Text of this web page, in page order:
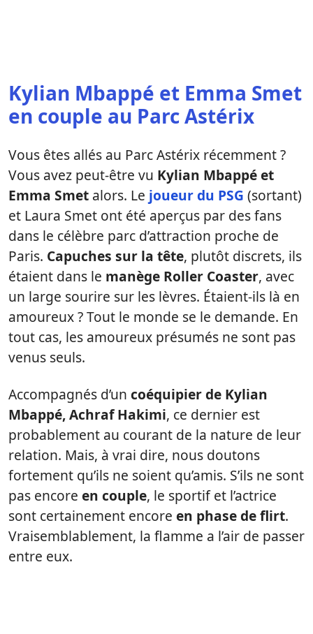
Kylian Mbappé et Emma Smet
en couple au Parc Astérix
Vous êtes allés au Parc Astérix récemment ?
Vous avez peut-être vu Kylian Mbappé et
Emma Smet alors. Le joueur du PSG (sortant)
et Laura Smet ont été aperçus par des fans
dans le célèbre parc d’attraction proche de
Paris. Capuches sur la tête, plutôt discrets, ils
étaient dans le manège Roller Coaster, avec
un large sourire sur les lèvres. Étaient-ils là en
amoureux ? Tout le monde se le demande. En
tout cas, les amoureux présumés ne sont pas
venus seuls.
Accompagnés d’un coéquipier de Kylian
Mbappé, Achraf Hakimi, ce dernier est
probablement au courant de la nature de leur
relation. Mais, à vrai dire, nous doutons
fortement qu’ils ne soient qu’amis. S’ils ne sont
pas encore en couple, le sportif et l’actrice
sont certainement encore en phase de flirt.
Vraisemblablement, la flamme a l’air de passer
entre eux.